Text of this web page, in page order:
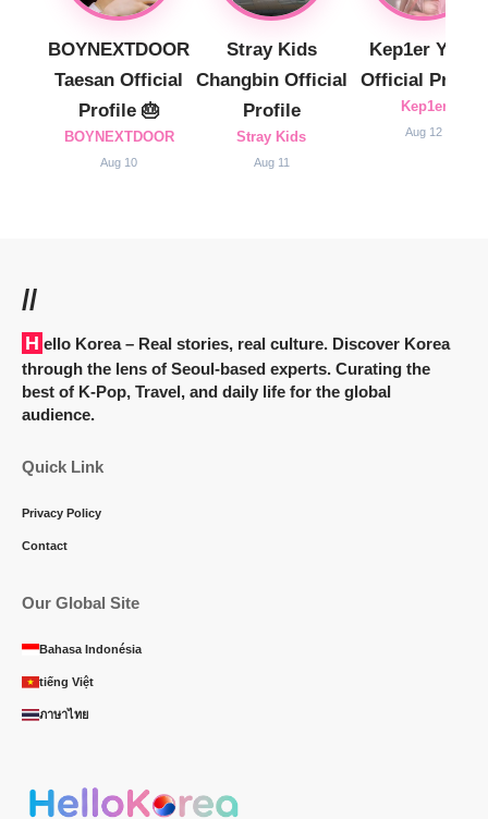
BOYNEXTDOOR
Taesan Official
Profile 🎂
BOYNEXTDOOR
Aug 10
Stray Kids
Changbin Official
Profile
Stray Kids
Aug 11
Kep1er Yujin
Official Profile
Kep1er
Aug 12
//
Hello Korea– Real stories, real culture. Discover Korea
through the lens of Seoul-based experts. Curating the
best of K-Pop, Travel, and daily life for the global
audience.
Quick Link
Privacy Policy
Contact
Our Global Site
Bahasa Indonésia
tiếng Việt
ภาษาไทย